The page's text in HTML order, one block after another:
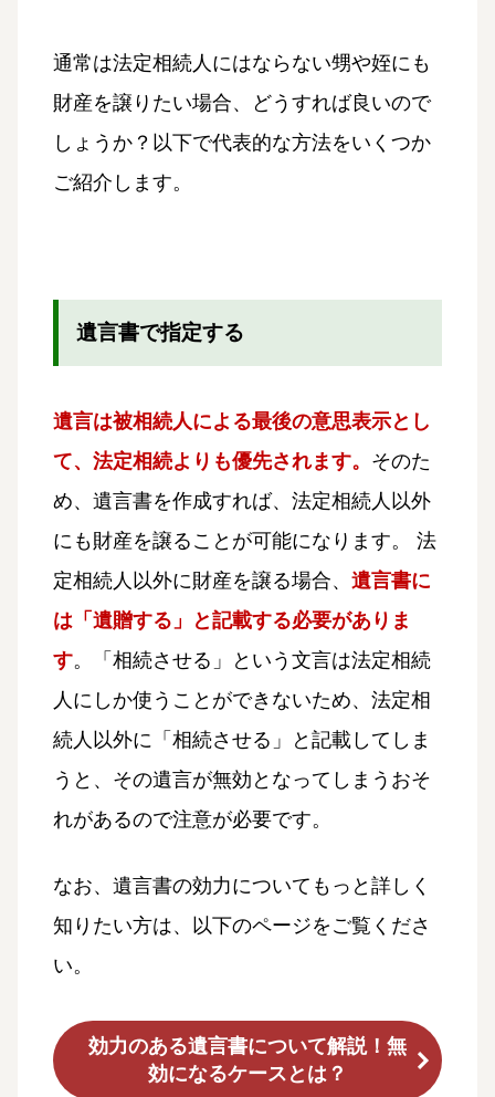
通常は法定相続人にはならない甥や姪にも
財産を譲りたい場合、どうすれば良いので
しょうか？以下で代表的な方法をいくつか
ご紹介します。
遺言書で指定する
遺言は被相続人による最後の意思表示とし
て、法定相続よりも優先されます。 そのた
め、遺言書を作成すれば、法定相続人以外
にも財産を譲ることが可能になります。 法
定相続人以外に財産を譲る場合、 遺言書に
は「遺贈する」と記載する必要がありま
す。「相続させる」という文言は法定相続
人にしか使うことができないため、法定相
続人以外に「相続させる」と記載してしま
うと、その遺言が無効となってしまうおそ
れがあるので注意が必要です。
なお、遺言書の効力についてもっと詳しく
知りたい方は、以下のページをご覧くださ
い。
効力のある遺言書について解説！無
効になるケースとは？